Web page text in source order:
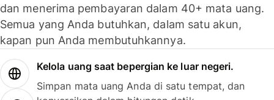
dan menerima pembayaran dalam 40+ mata uang.
Semua yang Anda butuhkan, dalam satu akun,
kapan pun Anda membutuhkannya.
Kelola uang saat bepergian ke luar negeri.
Simpan mata uang Anda di satu tempat, dan